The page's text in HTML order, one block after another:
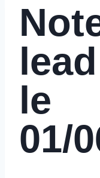
le
01/